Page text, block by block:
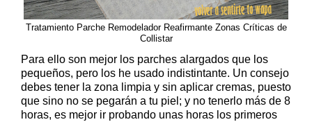
Tratamiento Parche Remodelador Reafirmante Zonas Críticas de
Collistar
Para ello son mejor los parches alargados que los
pequeños, pero los he usado indistintante. Un consejo
debes tener la zona limpia y sin aplicar cremas, puesto
que sino no se pegarán a tu piel; y no tenerlo más de 8
horas, es mejor ir probando unas horas los primeros